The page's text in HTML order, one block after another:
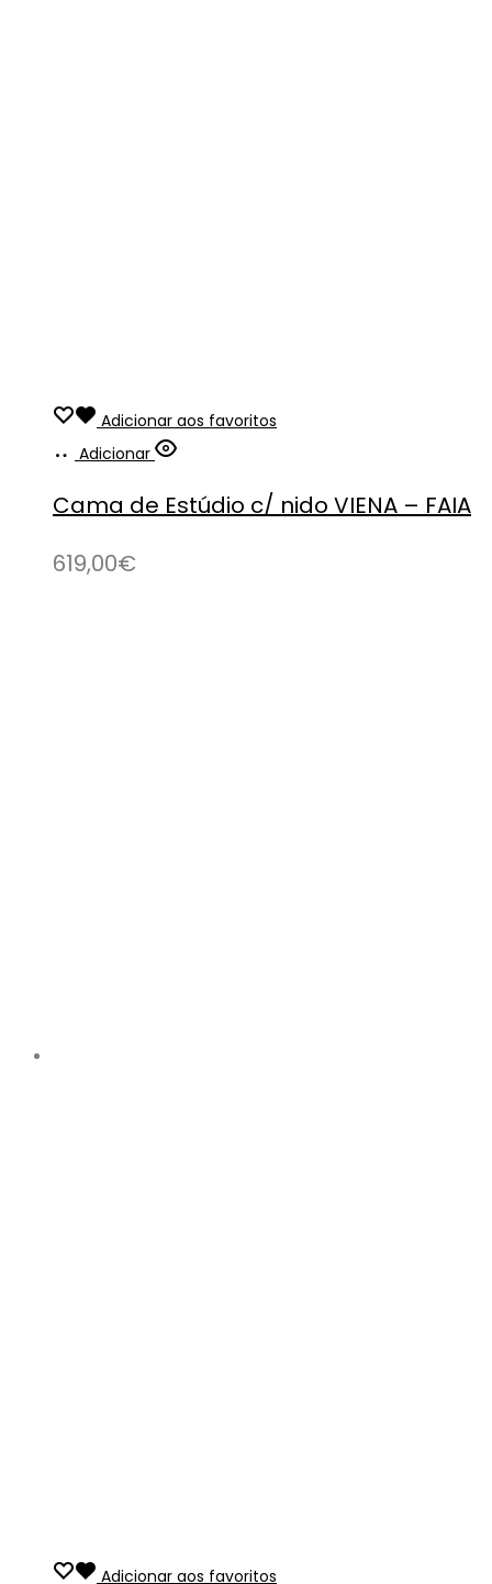
Adicionar aos favoritos
Adicionar
Cama de Estúdio c/ nido VIENA – FAIA
619,00€
Adicionar aos favoritos